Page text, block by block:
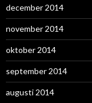
december 2014
november 2014
oktober 2014
september 2014
augusti 2014